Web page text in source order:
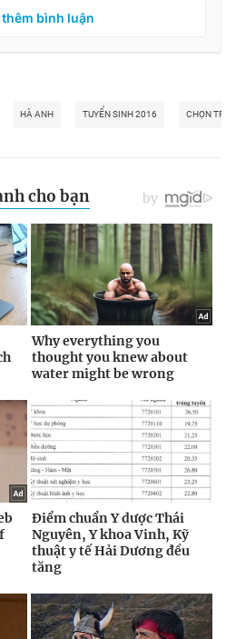
thêm bình luận
HÀ ANH TUYỂN SINH 2016 CHỌN